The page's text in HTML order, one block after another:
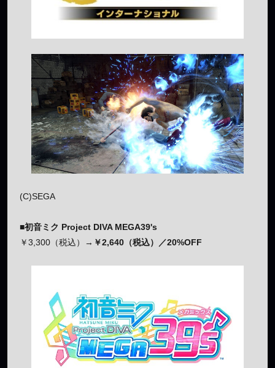
(C)SEGA
■初音ミク Project DIVA MEGA39's
￥3,300（税込）→ ￥2,640（税込）／20%OFF